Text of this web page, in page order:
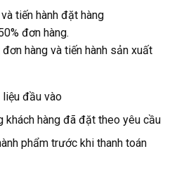
tiến hành đặt hàng
đơn hàng.
hàng và tiến hành sản xuất
liệu đầu vào
hàng đã đặt theo yêu cầu
phẩm trước khi thanh toán